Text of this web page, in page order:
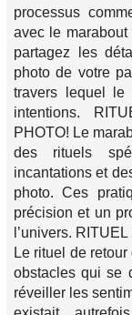
processus
avec le
partagez les
photo de votre
travers lequel le
intentions.
PHOTO! Le
des rituels
incantations et
photo. Ces
précision et un
l’univers.
Le rituel de
obstacles qui se
réveiller les